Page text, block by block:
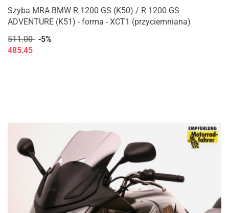
Szyba MRA BMW R 1200 GS (K50) / R 1200 GS
ADVENTURE (K51) - forma - XCT1 (przyciemniana)
511.00 -5%
485.45